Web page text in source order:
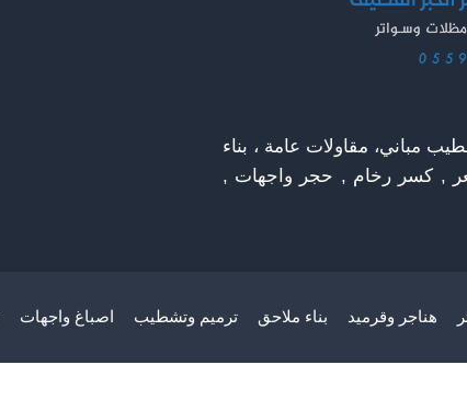
مباني، مقاولات عامة ، بناء
, كسر رخام , حجر واجهات ,
هناجر وقرميد بناء ملاحق ترميم وتشطيب اصباغ واجهات